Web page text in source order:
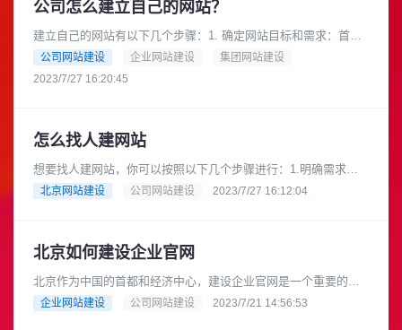
公司怎么建立自己的网站？
建立自己的网站有以下几个步骤：1. 确定网站目标和需求：首先
确定你的网站要实现什么目标，比如提供产品信息、在线销售、
展示作品等。然后根据需求......
公司网站建设 企业网站建设
集团网站建设
2023/7/27 16:20:45
怎么找人建网站
想要找人建网站，你可以按照以下几个步骤进行：1.明确需求：
首先，你需要明确你的网站需求。确定你的网站目的、功能、内
北京网站建设 公司网站建设 2023/7/27 16:12:04
北京如何建设企业官网
北京作为中国的首都和经济中心，建设企业官网是一个重要的推
广和宣传方式。下面是一些关键步骤和要点，可供参考：1. 网站
企业网站建设 公司网站建设 2023/7/21 14:56:53